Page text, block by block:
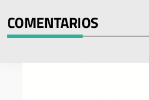
COMENTARIOS